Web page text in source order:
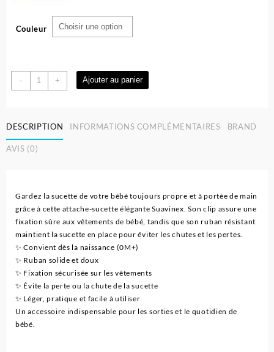
Couleur
-
quantité
de
à
Ruban
Bouton
-
Suavinex
+ Ajouter au panier
DESCRIPTION INFORMATIONS COMPLÉMENTAIRES BRAND
AVIS (0)
Gardez la sucette de votre bébé toujours propre et à portée de main
grâce à cette attache-sucette élégante Suavinex. Son clip assure une
fixation sûre aux vêtements de bébé, tandis que son ruban résistant
maintient la sucette en place pour éviter les chutes et les pertes.
✨ Convient dès la naissance (0M+)
✨ Ruban solide et doux
✨ Fixation sécurisée sur les vêtements
✨ Évite la perte ou la chute de la sucette
✨ Léger, pratique et facile à utiliser
Un accessoire indispensable pour les sorties et le quotidien de
bébé.